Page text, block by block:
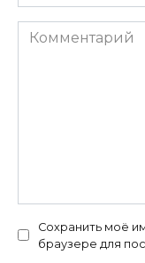
Комментарий
Сохранить моё
браузере для